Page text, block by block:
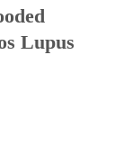
Lupus